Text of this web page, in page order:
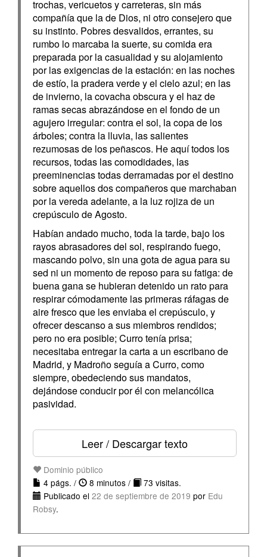
trochas, vericuetos y carreteras, sin más
compañía que la de Dios, ni otro consejero que
su instinto. Pobres desvalidos, errantes, su
rumbo lo marcaba la suerte, su comida era
preparada por la casualidad y su alojamiento
por las exigencias de la estación: en las noches
de estío, la pradera verde y el cielo azul; en las
de invierno, la covacha obscura y el haz de
ramas secas abrazándose en el fondo de un
agujero irregular: contra el sol, la copa de los
árboles; contra la lluvia, las salientes
rezumosas de los peñascos. He aquí todos los
recursos, todas las comodidades, las
preeminencias todas derramadas por el destino
sobre aquellos dos compañeros que marchaban
por la vereda adelante, a la luz rojiza de un
crepúsculo de Agosto.
Habían andado mucho, toda la tarde, bajo los
rayos abrasadores del sol, respirando fuego,
mascando polvo, sin una gota de agua para su
sed ni un momento de reposo para su fatiga: de
buena gana se hubieran detenido un rato para
respirar cómodamente las primeras ráfagas de
aire fresco que les enviaba el crepúsculo, y
ofrecer descanso a sus miembros rendidos;
pero no era posible; Curro tenía prisa;
necesitaba entregar la carta a un escribano de
Madrid, y Madroño seguía a Curro, como
siempre, obedeciendo sus mandatos,
dejándose conducir por él con melancólica
pasividad.
Leer / Descargar texto
Dominio público
4 págs. /
8 minutos /
73 visitas.
Publicado el 22 de septiembre de 2019 por Edu
Robsy.